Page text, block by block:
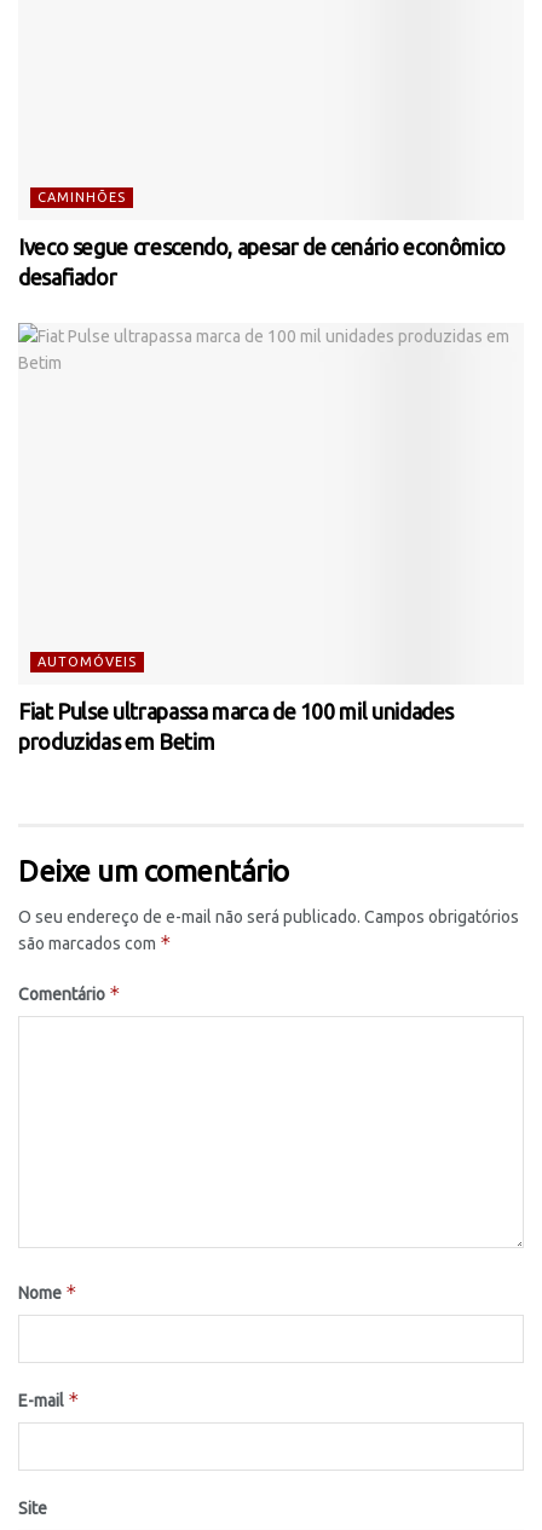
CAMINHÕES
Iveco segue crescendo, apesar de cenário econômico
desafiador
AUTOMÓVEIS
Fiat Pulse ultrapassa marca de 100 mil unidades
produzidas em Betim
Deixe um comentário
O seu endereço de e-mail não será publicado. Campos obrigatórios
são marcados com *
Comentário *
Nome *
E-mail *
Site